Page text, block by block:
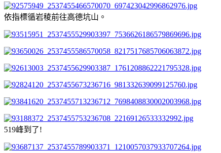
依指標循岩稜前往高德坑山。
519峰到了!